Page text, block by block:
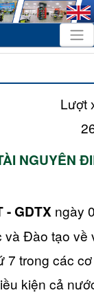
Lượt
NGUYÊN
- GDTX ngày
và Đào tạo về
7 trong các
kiện cả